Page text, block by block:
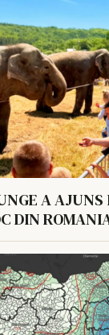
A AJUNS
DIN